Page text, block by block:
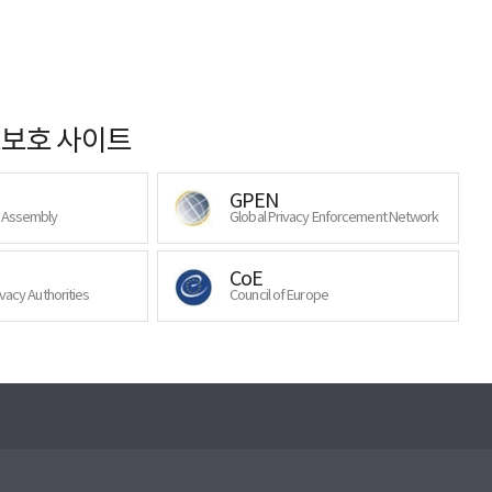
호 사이트
GPEN
Global Privacy Enforcement Network
Authorities
CoE
Council of Europe